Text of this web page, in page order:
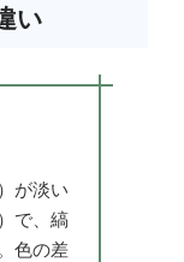
い
が淡い
で、縞
色の差